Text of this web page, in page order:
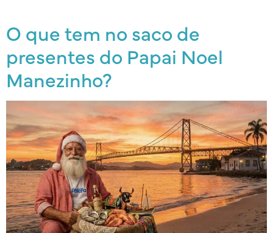
O que tem no saco de
presentes do Papai Noel
Manezinho?